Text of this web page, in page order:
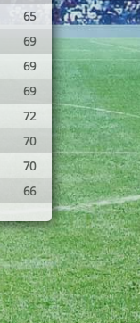
65
69
69
69
72
70
70
66